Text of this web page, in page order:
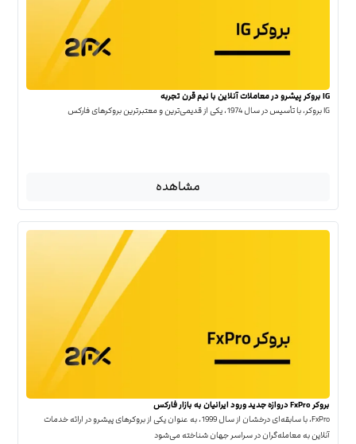
IG بروکر پیشرو در معاملات آنلاین با نیم قرن تجربه
IG بروکر، با تأسیس در سال 1974، یکی از قدیمی‌ترین و معتبرترین بروکرهای فارکس
مشاهده
بروکر FxPro دروازه جدید ورود ایرانیان به بازار فارکس
FxPro، با سابقه‌ای درخشان از سال 1999، به عنوان یکی از بروکرهای پیشرو در ارائه خدمات
آنلاین به معامله‌گران در سراسر جهان شناخته می‌شود